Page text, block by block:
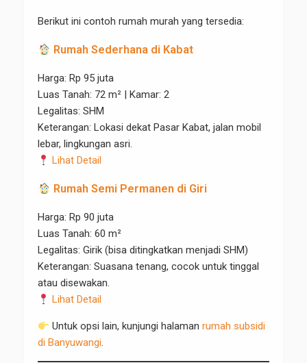
Berikut ini contoh rumah murah yang tersedia:
Rumah Sederhana di Kabat
Harga: Rp 95 juta
Luas Tanah: 72 m² | Kamar: 2
Legalitas: SHM
Keterangan: Lokasi dekat Pasar Kabat, jalan mobil
lebar, lingkungan asri.
Lihat Detail
Rumah Semi Permanen di Giri
Harga: Rp 90 juta
Luas Tanah: 60 m²
Legalitas: Girik (bisa ditingkatkan menjadi SHM)
Keterangan: Suasana tenang, cocok untuk tinggal
atau disewakan.
Lihat Detail
Untuk opsi lain, kunjungi halamanrumah subsidi
di Banyuwangi.